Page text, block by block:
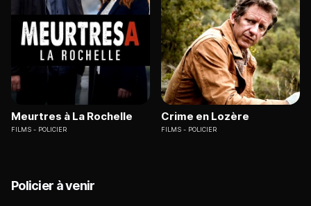
Meurtres à La Rochelle
FILMS POLICIER
Crime en Lozère
FILMS POLICIER
Policier à venir